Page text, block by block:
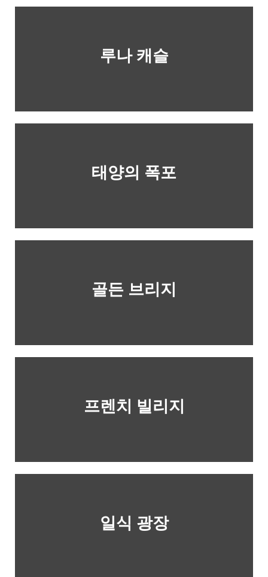
루나 캐슬
태양의 폭포
골든 브리지
프렌치 빌리지
일식 광장